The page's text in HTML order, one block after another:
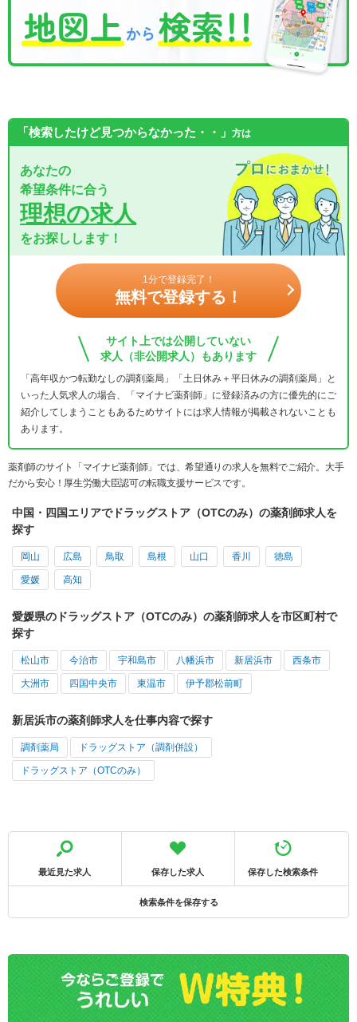
「検索したけど見つからなかった・・」 方は
あなたの
希望条件に合う
理想の求人
をお探しします！
1分で登録完了！
無料で登録する！
サイト上では公開していない
求人（非公開求人）もあります
「高年収かつ転勤なしの調剤薬局」「土日休み＋平日休みの調剤薬局」と
いった人気求人の場合、「マイナビ薬剤師」に登録済みの方に優先的にご
紹介してしまうこともあるためサイトには求人情報が掲載されないことも
あります。
薬剤師のサイト「マイナビ薬剤師」では、希望通りの求人を無料でご紹介。大手
だから安心！厚生労働大臣認可の転職支援サービスです。
中国・四国エリアでドラッグストア（OTCのみ）の薬剤師求人を
探す
岡山 広島 鳥取 島根 山口 香川 徳島
愛媛 高知
愛媛県のドラッグストア（OTCのみ）の薬剤師求人を市区町村で
探す
松山市 今治市 宇和島市 八幡浜市 新居浜市 西条市
大洲市 四国中央市 東温市 伊予郡松前町
新居浜市の薬剤師求人を仕事内容で探す
調剤薬局 ドラッグストア（調剤併設）
ドラッグストア（OTCのみ）
最近見た求人 保存した求人 保存した検索条件
検索条件を保存する